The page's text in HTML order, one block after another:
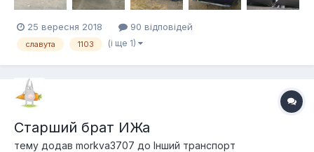
25 вересня 2018 90 відповідей
славута 1103 (і ще 1)
Старший брат ИЖа
тему додав morkva3707 до Інший транспорт